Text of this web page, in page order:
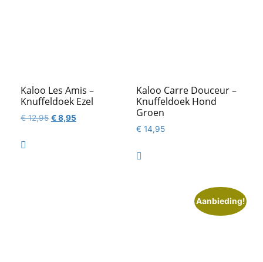
Kaloo Les Amis –
Knuffeldoek Ezel
€12,95 Oorspronkelijke
€8,95Huidige

Kaloo Carre Douceur –
Knuffeldoek Hond
Groen
€ 14,95

Aanbieding!